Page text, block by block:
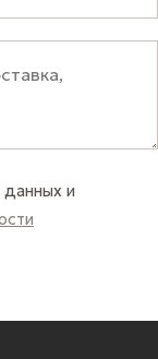
данных и